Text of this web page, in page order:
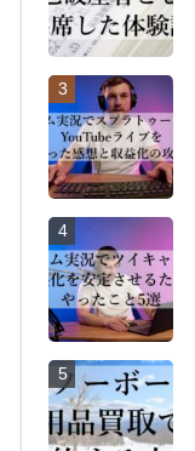
3
4
5